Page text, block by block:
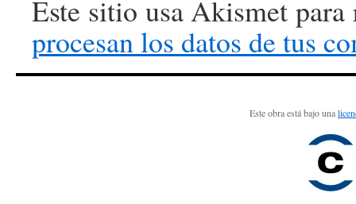
Este sitio usa Akismet
procesan los datos de tus
Este obra está bajo una